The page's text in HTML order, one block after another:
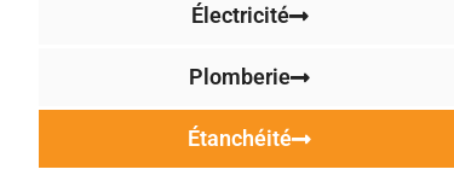
Électricité
Plomberie
Étanchéité